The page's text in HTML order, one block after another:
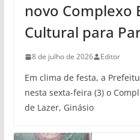
novo Complexo
Cultural para
8 de julho de 2026 Editor
Em clima de festa, a
nesta sexta-feira (3) o
de Lazer, Ginásio